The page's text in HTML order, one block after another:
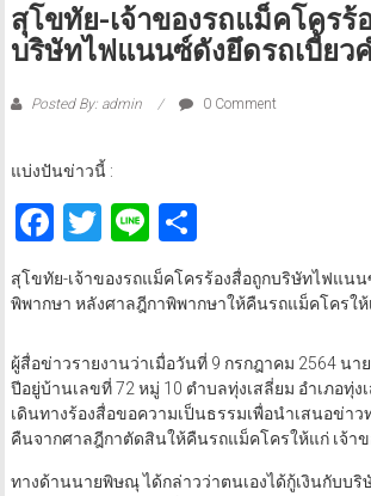
สุโขทัย-เจ้าของรถแม็คโครร้
บริษัทไฟแนนซ์ดังยึดรถเบี้ยว
Posted By: admin 0 Comment
แบ่งปันข่าวนี้ :
Facebook
Twitter
LineShare
สุโขทัย-เจ้าของรถแม็คโครร้องสื่อถูกบริษัทไฟแนน
พิพากษา หลังศาลฎีกาพิพากษาให้คืนรถแม็คโครให้
ผู้สื่อข่าวรายงานว่าเมื่อวันที่ 9 กรกฎาคม 2564 น
ปีอยู่บ้านเลขที่ 72 หมู่ 10 ตำบลทุ่งเสลี่ยม อำเภอทุ่ง
เดินทางร้องสื่อขอความเป็นธรรมเพื่อนำเสนอข่าว
คืนจากศาลฎีกาตัดสินให้คืนรถแม็คโครให้แก่ เจ้าข
ทางด้านนายพิษณุ ได้กล่าวว่าตนเองได้กู้เงินกับบ